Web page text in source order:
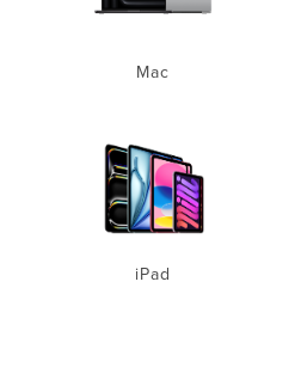
Mac
iPad